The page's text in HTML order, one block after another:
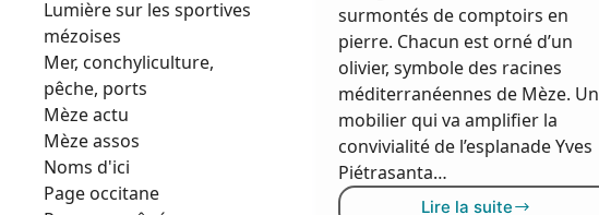
surmontés de comptoirs en
pierre. Chacun est orné d’un
olivier, symbole des racines
méditerranéennes de Mèze. Un
mobilier qui va amplifier la
convivialité de l’esplanade Yves
Piétrasanta…
Lire la suite
Lumière sur les sportives
mézoises
Mer, conchyliculture,
pêche, ports
Mèze actu
Mèze assos
Noms d'ici
Page occitane